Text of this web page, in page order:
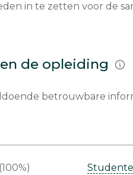
in te zetten voor de
de opleiding
betrouwbare